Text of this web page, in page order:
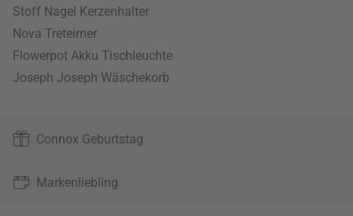
Stoff Nagel Kerzenhalter
Nova Treteimer
Flowerpot Akku Tischleuchte
Joseph Joseph Wäschekorb
Connox Geburtstag
Markenliebling